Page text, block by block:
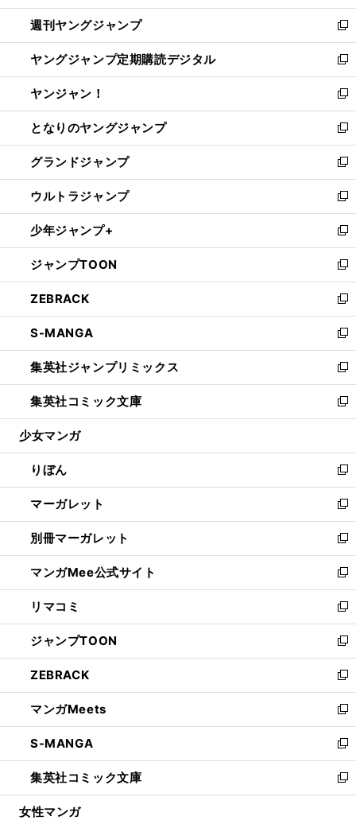
開
く
ウ
で
開
く
ン
ド
ウ
で
開
く
ウ
ィ
ン
ド
ウ
で
開
く
週刊ヤングジャンプ
新
し
い
ウ
ィ
ン
ド
ウ
で
開
く
ヤングジャンプ定期購読デジタル
新
し
い
ウ
ィ
ン
ド
ウ
で
開
く
ヤンジャン！
新
し
い
ウ
ィ
ン
ド
ウ
で
開
く
となりのヤングジャンプ
新
し
い
ウ
ィ
ン
ド
ウ
で
開
く
グランドジャンプ
新
し
い
ウ
ィ
ン
ド
ウ
で
開
く
ウルトラジャンプ
新
し
い
ウ
ィ
ン
ド
ウ
で
開
く
少年ジャンプ+
新
し
い
ウ
ィ
ン
ド
ウ
で
開
く
ジャンプTOON
新
し
い
ウ
ィ
ン
ド
ウ
で
開
ZEBRACK
新
し
い
ウ
ィ
ン
ド
ウ
開
く
S-MANGA
新
し
い
ウ
ィ
ン
ウ
で
開
く
集英社ジャンプリミックス
新
し
い
ウ
ン
ド
ウ
で
開
く
集英社コミック文庫
新
し
ウ
ィ
ン
ド
ウ
で
開
く
少女マンガ
りぼん
新
し
い
ウ
ィ
ン
ド
ウ
で
開
く
マーガレット
新
し
い
ウ
ィ
ン
ド
ウ
で
開
く
別冊マーガレット
新
し
い
ウ
ィ
ン
ド
ウ
で
開
く
マンガMee公式サイト
新
し
い
ウ
ィ
ン
ド
ウ
で
開
く
リマコミ
新
し
い
ウ
ィ
ン
ド
ウ
で
開
く
ジャンプTOON
新
し
い
ウ
ィ
ン
ド
ウ
で
開
ZEBRACK
新
し
い
ウ
ィ
ン
ド
ウ
マンガMeets
新
し
い
ウ
ィ
ン
S-MANGA
新
し
い
ウ
集英社コミック文庫
新
し
女性マンガ